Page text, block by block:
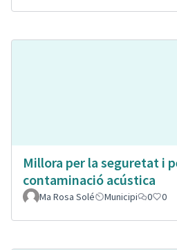
Millora per la seguretat i
contaminació acústica
Ma Rosa Solé Municipi 0 0